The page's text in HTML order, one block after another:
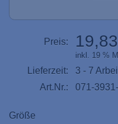
Preis:
inkl. 19 %
Lieferzeit:
3 - 7
Art.Nr.:
071-3931-
Größe